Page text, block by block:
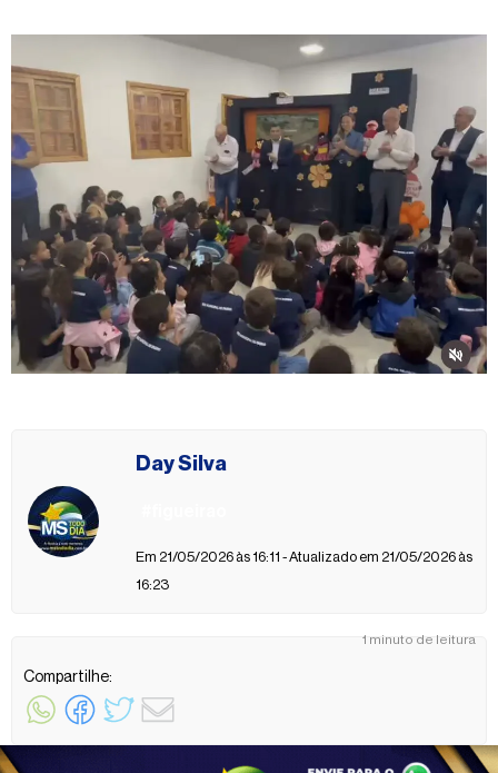
1 minuto de leitura
Day Silva
Em 21/05/2026 às 16:11 - Atualizado em 21/05/2026 às
16:23
Compartilhe: